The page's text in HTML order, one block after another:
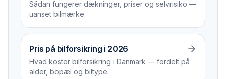
Sådan fungerer dækninger, priser og selvrisiko —
uanset bilmærke.
Pris på bilforsikring i 2026
Hvad koster bilforsikring i Danmark — fordelt på
alder, bopæl og biltype.